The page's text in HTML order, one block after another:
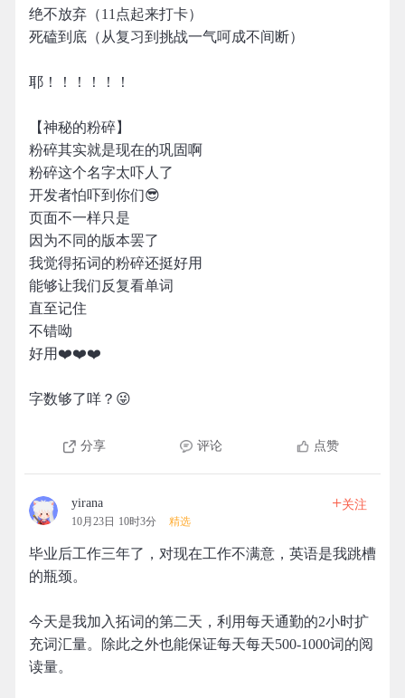
绝不放弃（11点起来打卡）
死磕到底（从复习到挑战一气呵成不间断）
耶！！！！！！
【神秘的粉碎】
粉碎其实就是现在的巩固啊
粉碎这个名字太吓人了
开发者怕吓到你们😎
页面不一样只是
因为不同的版本罢了
我觉得拓词的粉碎还挺好用
能够让我们反复看单词
直至记住
不错呦
好用❤️❤️❤️
字数够了咩？😜
分享 评论 点赞
yirana
10月23日 10时3分 精选
+关注
毕业后工作三年了，对现在工作不满意，英语是我跳槽
的瓶颈。
今天是我加入拓词的第二天，利用每天通勤的2小时扩
充词汇量。除此之外也能保证每天每天500-1000词的阅
读量。